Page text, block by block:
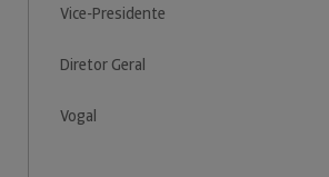
Vice-Presidente
Diretor Geral
Vogal